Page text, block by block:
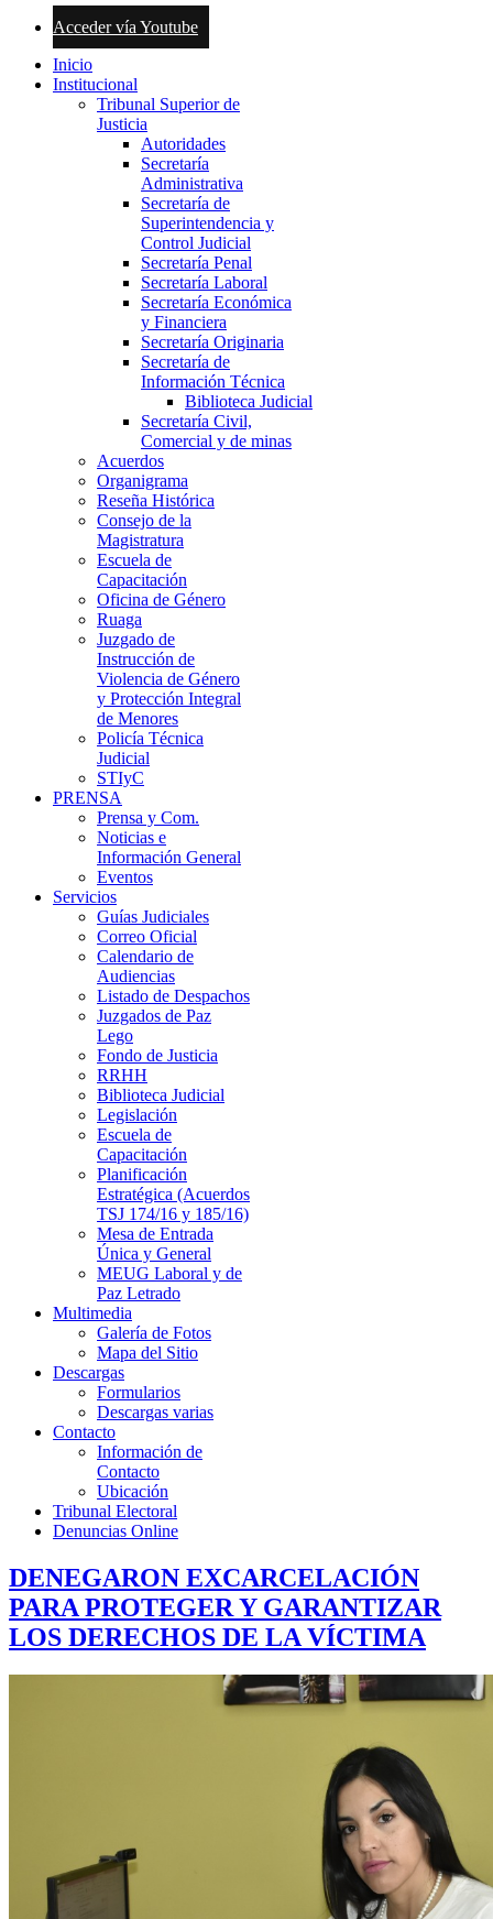
Acceder vía Youtube
Inicio
Institucional
Tribunal Superior de
Justicia
Autoridades
Secretaría
Administrativa
Secretaría de
Superintendencia y
Control Judicial
Secretaría Penal
Secretaría Laboral
Secretaría Económica
y Financiera
Secretaría Originaria
Secretaría de
Información Técnica
Biblioteca Judicial
Secretaría Civil,
Comercial y de minas
Acuerdos
Organigrama
Reseña Histórica
Consejo de la
Magistratura
Escuela de
Capacitación
Oficina de Género
Ruaga
Juzgado de
Instrucción de
Violencia de Género
y Protección Integral
de Menores
Policía Técnica
Judicial
STIyC
PRENSA
Prensa y Com.
Noticias e
Información General
Eventos
Servicios
Guías Judiciales
Correo Oficial
Calendario de
Audiencias
Listado de Despachos
Juzgados de Paz
Lego
Fondo de Justicia
RRHH
Biblioteca Judicial
Legislación
Escuela de
Capacitación
Planificación
Estratégica (Acuerdos
TSJ 174/16 y 185/16)
Mesa de Entrada
Única y General
MEUG Laboral y de
Paz Letrado
Multimedia
Galería de Fotos
Mapa del Sitio
Descargas
Formularios
Descargas varias
Contacto
Información de
Contacto
Ubicación
Tribunal Electoral
Denuncias Online
DENEGARON EXCARCELACIÓN
PARA PROTEGER Y GARANTIZAR
LOS DERECHOS DE LA VÍCTIMA